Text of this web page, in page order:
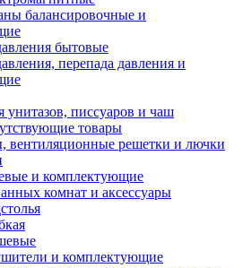
балансировочные и
бытовые
перепада давления и
унитазов, писсуаров и чаш
товары
вентиляционные решетки и лючки
и комплектующие
комнат и аксессуары
и комплектующие